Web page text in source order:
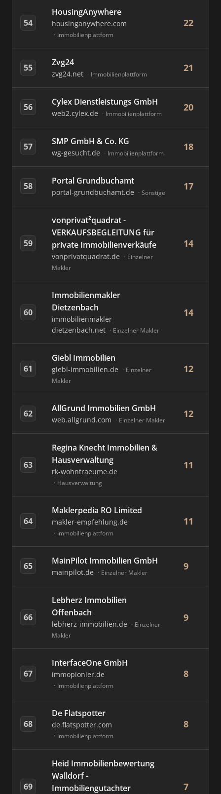
54
HousingAnywhere
housinganywhere.com
Immobilienplattform
22
55 Zvg24
zvg24.net Immobilienplattform
21
56 Cylex Dienstleistungs GmbH
web2.cylex.de Immobilienplattform
20
57 SMP GmbH & Co. KG
wg-gesucht.de Immobilienplattform
18
58 Portal Grundbuchamt
portal-grundbuchamt.de Sonstige
17
59
vonprivat²quadrat -
VERKAUFSBEGLEITUNG für
private Immobilienverkäufe
vonprivatquadrat.de
Einzelner
Makler
14
60
Immobilienmakler
Dietzenbach
immobilienmakler-
dietzenbach.net
Einzelner Makler
14
61
Giebl Immobilien
giebl-immobilien.de
Einzelner
Makler
12
62 AllGrund Immobilien GmbH
web.allgrund.com Einzelner Makler
12
63
Regina Knecht Immobilien &
Hausverwaltung
rk-wohntraeume.de
Hausverwaltung
11
64
Maklerpedia RO Limited
makler-empfehlung.de
Immobilienplattform
11
65 MainPilot Immobilien GmbH
mainpilot.de Einzelner Makler
9
66
Lebherz Immobilien
Offenbach
lebherz-immobilien.de
Einzelner
Makler
9
67
InterfaceOne GmbH
immopionier.de
Immobilienplattform
8
68
De Flatspotter
de.flatspotter.com
Immobilienplattform
8
69
Heid Immobilienbewertung
Walldorf -
Immobiliengutachter
7